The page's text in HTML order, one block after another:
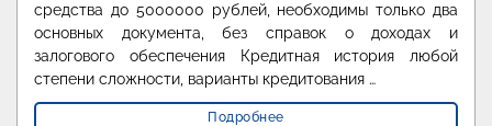
средства до 5000000 рублей, необходимы только два
основных документа, без справок о доходах и
залогового обеспечения Кредитная история любой
степени сложности, варианты кредитования …
Подробнее